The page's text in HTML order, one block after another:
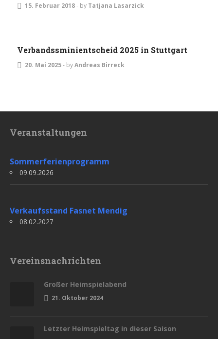
15. Februar 2018- by Tatjana Lasarzick
Verbandssminientscheid 2025 in Stuttgart
20. Mai 2025- byAndreas Birreck
Veranstaltungen
Sommerferienprogramm
09.09.2026
Verkaufsstand Fasnet Mendig
08.02.2027
Vereinsnachrichten
Großer Heimspielabend
21. Oktober 2024
Letzter Heimspieltag in dieser Saison